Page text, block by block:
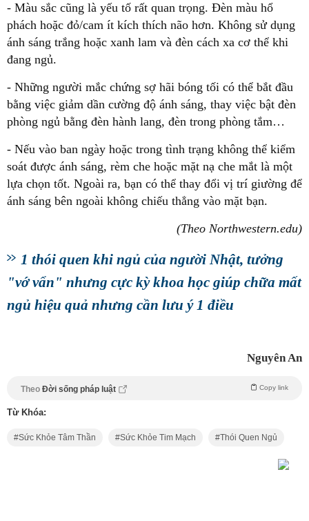
- Màu sắc cũng là yếu tố rất quan trọng. Đèn màu hổ
phách hoặc đỏ/cam ít kích thích não hơn. Không sử dụng
ánh sáng trắng hoặc xanh lam và đèn cách xa cơ thể khi
đang ngủ.
- Những người mắc chứng sợ hãi bóng tối có thể bắt đầu
bằng việc giảm dần cường độ ánh sáng, thay việc bật đèn
phòng ngủ bằng đèn hành lang, đèn trong phòng tắm…
- Nếu vào ban ngày hoặc trong tình trạng không thể kiểm
soát được ánh sáng, rèm che hoặc mặt nạ che mắt là một
lựa chọn tốt. Ngoài ra, bạn có thể thay đổi vị trí giường để
ánh sáng bên ngoài không chiếu thẳng vào mặt bạn.
(Theo Northwestern.edu)
1 thói quen khi ngủ của người Nhật, tưởng
"vớ vẩn" nhưng cực kỳ khoa học giúp chữa mất
ngủ hiệu quả nhưng cần lưu ý 1 điều
Nguyên An
Theo Đời sống pháp luật Copy link
Từ Khóa:
Sức Khỏe Tâm Thần Sức Khỏe Tim Mạch Thói Quen Ngủ